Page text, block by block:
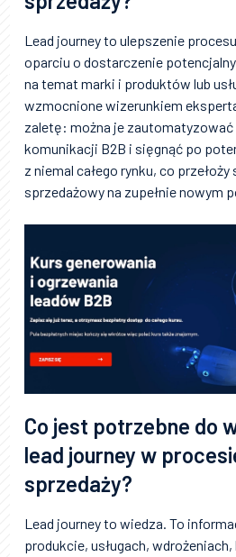
Lead journey to ulepszenie
oparciu o dostarczenie
na temat marki i produktów lub
wzmocnione wizerunkiem
zaletę: można je zautomatyzować
komunikacji B2B i sięgnąć po
z niemal całego rynku, co
sprzedażowy na zupełnie nowym
Co jest potrzebne do
lead journey w
sprzedaży?
Lead journey to wiedza. To
produkcie, usługach,